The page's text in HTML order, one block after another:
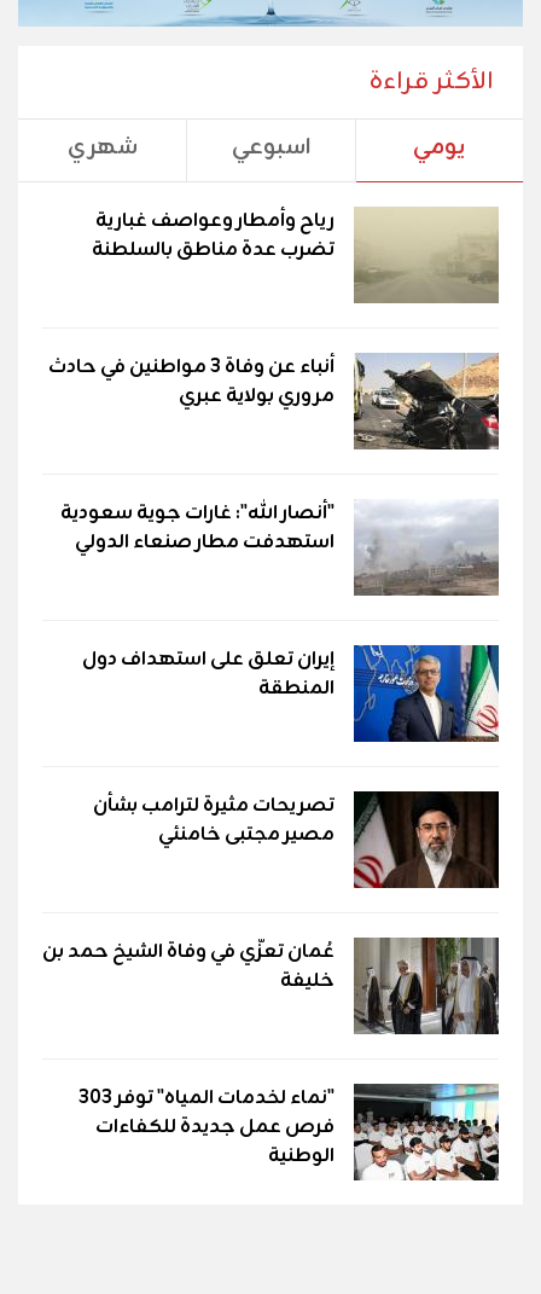
الأكثر قراءة
يومي اسبوعي شهري
رياح وأمطار وعواصف غبارية
تضرب عدة مناطق بالسلطنة
أنباء عن وفاة 3 مواطنين في حادث
مروري بولاية عبري
"أنصار الله": غارات جوية سعودية
استهدفت مطار صنعاء الدولي
إيران تعلق على استهداف دول
المنطقة
تصريحات مثيرة لترامب بشأن
مصير مجتبى خامنئي
عُمان تعزّي في وفاة الشيخ حمد بن
خليفة
"نماء لخدمات المياه" توفر 303
فرص عمل جديدة للكفاءات
الوطنية